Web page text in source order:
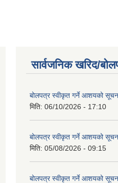
सार्वजनिक खरिद/
बोलपत्र स्वीकृत गर्ने आशयको
मिति: 06/10/2026 - 17:10
बोलपत्र स्वीकृत गर्ने आशयको
मिति: 05/08/2026 - 09:15
बोलपत्र स्वीकृत गर्ने आशयको